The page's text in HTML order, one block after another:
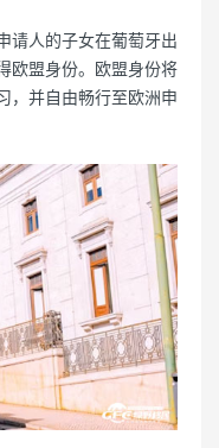
请人的子女在葡萄牙出
欧盟身份。欧盟身份将
，并自由畅行至欧洲申